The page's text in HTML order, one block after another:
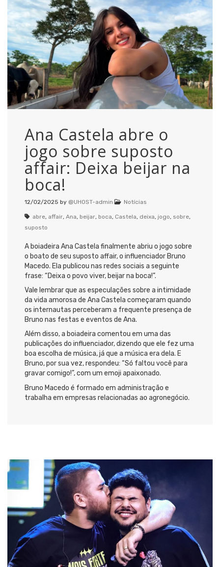
Ana Castela abre o
jogo sobre suposto
affair: Deixa beijar na
boca!
12/02/2025 by @UHOST-admin Notícias
abre, affair, Ana, beijar, boca, Castela, deixa, jogo, sobre,
suposto
A boiadeira Ana Castela finalmente abriu o jogo sobre
o boato de seu suposto affair, o influenciador Bruno
Macedo. Ela publicou nas redes sociais a seguinte
frase: “Deixa o povo viver, beijar na boca!”.
Vale lembrar que as especulações sobre a intimidade
da vida amorosa de Ana Castela começaram quando
os internautas perceberam a frequente presença de
Bruno nas festas e eventos de Ana.
Além disso, a boiadeira comentou em uma das
publicações do influenciador, dizendo que ele fez uma
boa escolha de música, já que a música era dela. E
Bruno, por sua vez, respondeu: “Só faltou você para
gravar comigo!”, com um emoji apaixonado.
Bruno Macedo é formado em administração e
trabalha em empresas relacionadas ao agronegócio.